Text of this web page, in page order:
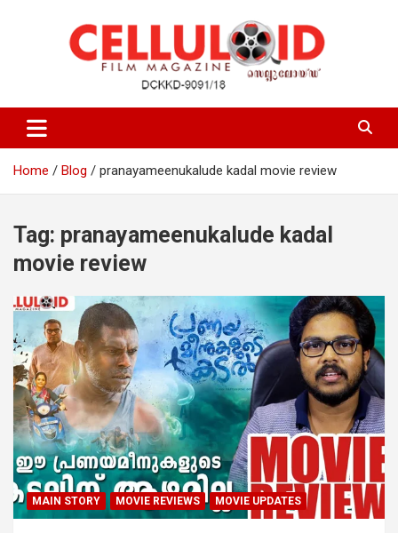
celluloid
Home Blog pranayameenukalude kadal movie review
Tag: pranayameenukalude kadal
movie review
MAIN STORY MOVIE REVIEWS MOVIE UPDATES